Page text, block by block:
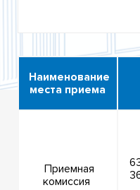
Наименование
места приема
Приемная
комиссия